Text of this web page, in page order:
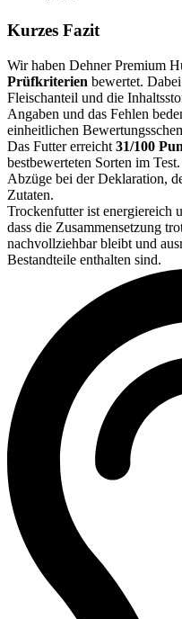
Kurzes Fazit
Wir haben Dehner Premium
Prüfkriterien bewertet.
Fleischanteil und die
Angaben und das Fehlen
einheitlichen
Das Futter erreicht 31/100
bestbewerteten Sorten im
Abzüge bei der Deklaration,
Zutaten.
Trockenfutter ist energiereich
dass die Zusammensetzung
nachvollziehbar bleibt und
Bestandteile enthalten sind.